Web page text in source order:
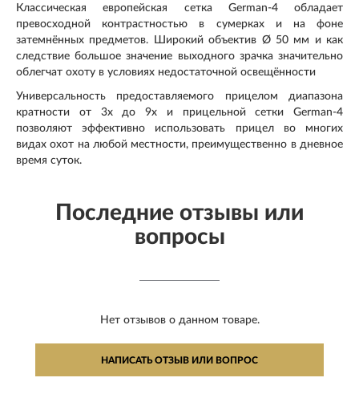
Классическая европейская сетка German-4 обладает
превосходной контрастностью в сумерках и на фоне
затемнённых предметов. Широкий объектив Ø 50 мм и как
следствие большое значение выходного зрачка значительно
облегчат охоту в условиях недостаточной освещённости
Универсальность предоставляемого прицелом диапазона
кратности от 3х до 9х и прицельной сетки German-4
позволяют эффективно использовать прицел во многих
видах охот на любой местности, преимущественно в дневное
время суток.
Последние отзывы или
вопросы
Нет отзывов о данном товаре.
НАПИСАТЬ ОТЗЫВ ИЛИ ВОПРОС